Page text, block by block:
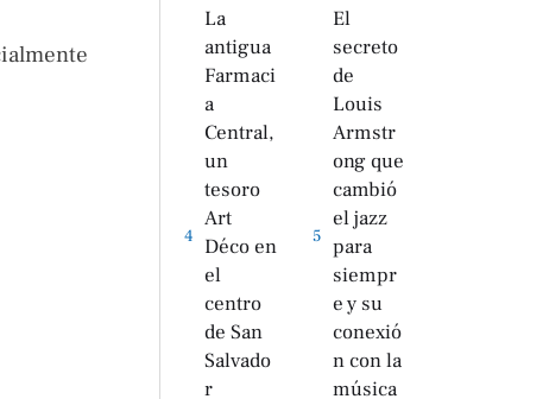
4
La
antigua
Farmaci
a
Central,
un
tesoro
Art
Déco en
el
centro
de San
Salvado
r
5
El
secreto
de
Louis
Armstr
ong que
cambió
el jazz
para
siempr
e y su
conexió
n con la
música